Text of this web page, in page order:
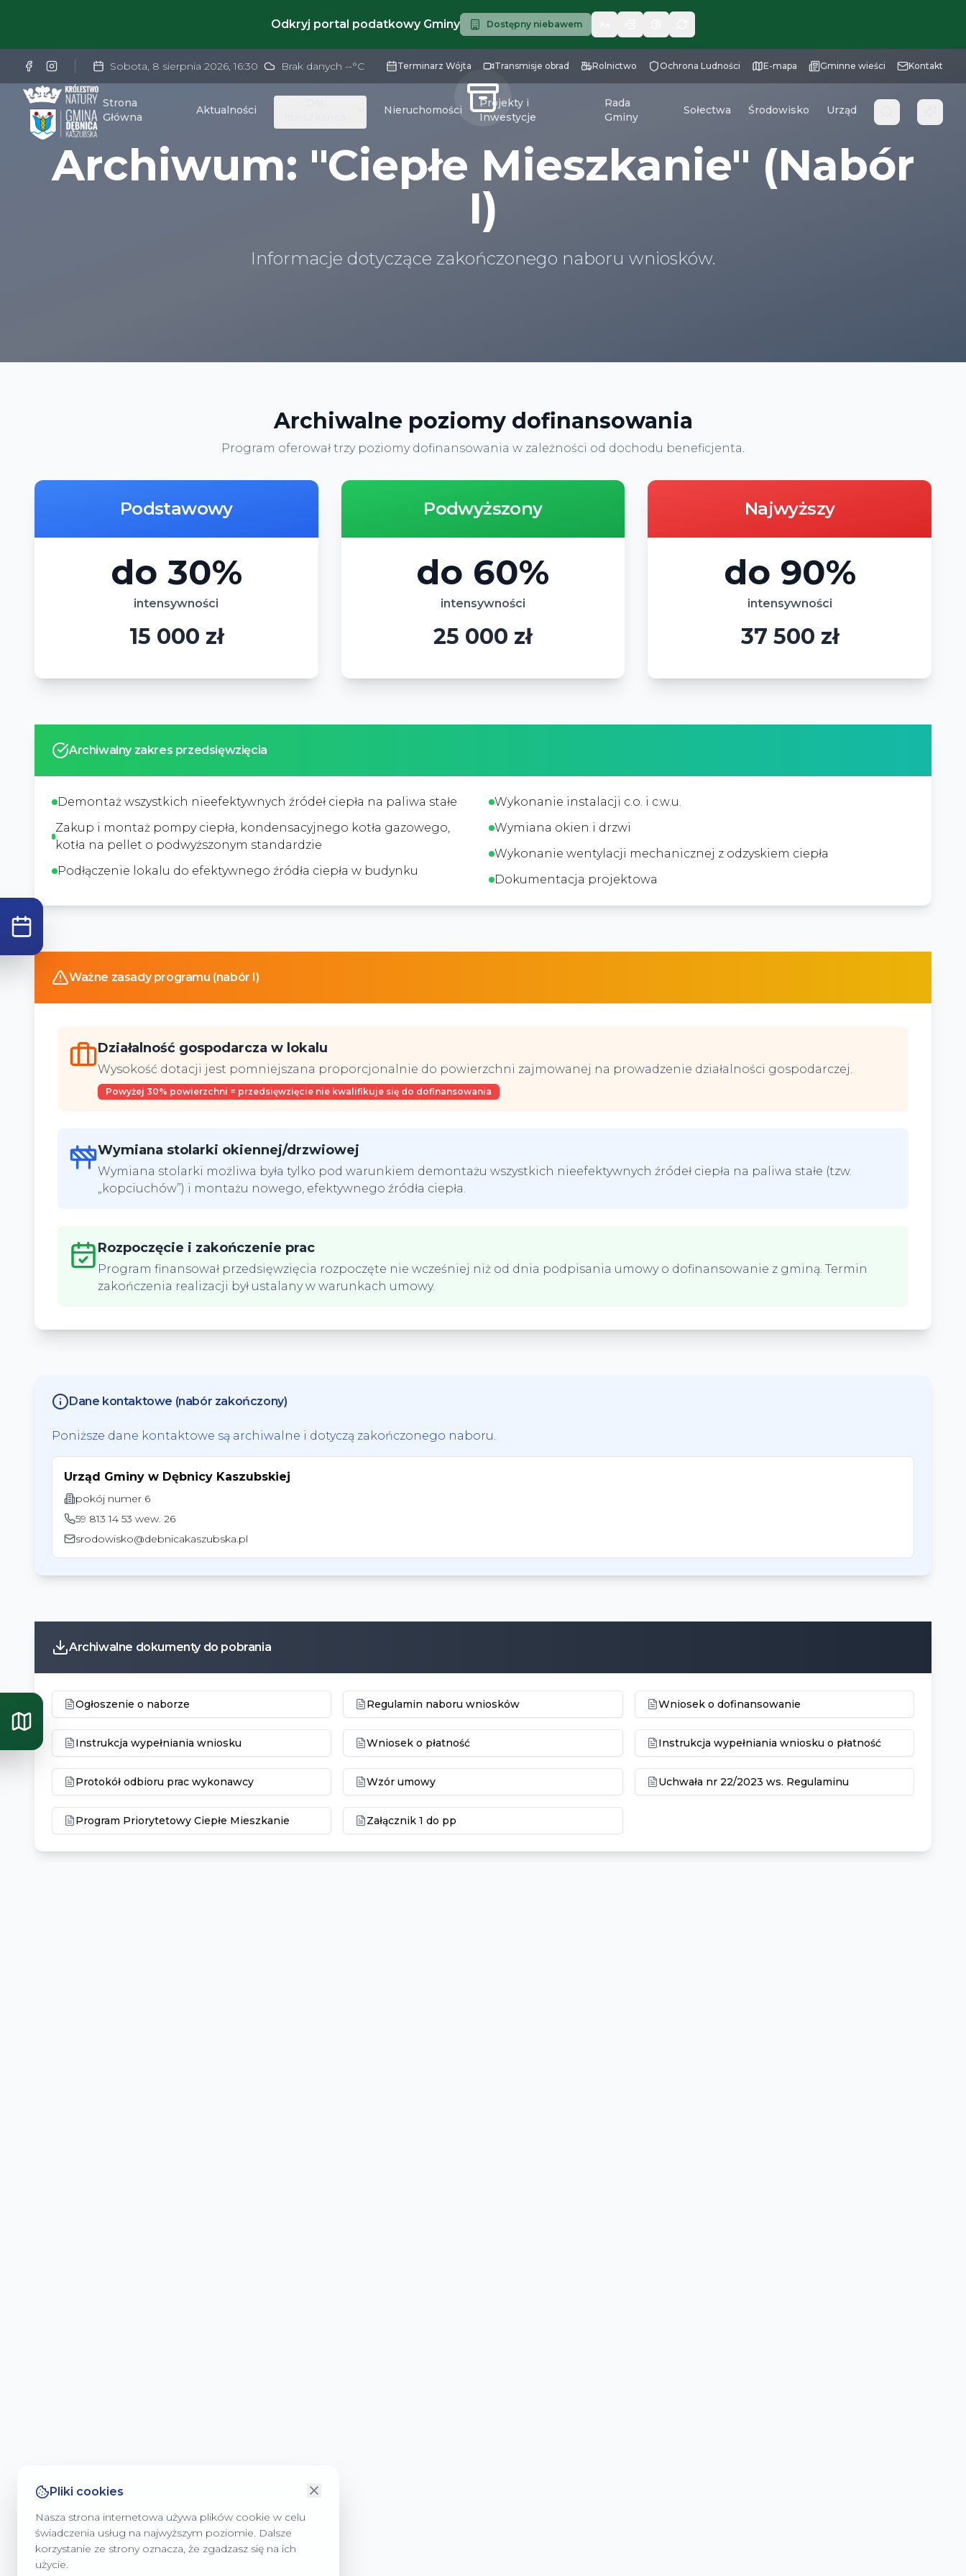
Odkryj portal podatkowy Gminy Dostępny niebawem
Sobota, 8 sierpnia 2026,16:30 Brak danych --°C Terminarz Wójta Transmisje obrad Rolnictwo Ochrona Ludności E-mapa Gminne wieści Kontakt
Strona
Główna
Aktualności Nieruchomości
Projekty i
Inwestycje
Rada
Gminy
Sołectwa Środowisko Urząd
Archiwum: "Ciepłe Mieszkanie" (Nabór
I)
Informacje dotyczące zakończonego naboru wniosków.
Archiwalne poziomy dofinansowania
Program oferował trzy poziomy dofinansowania w zależności od dochodu beneficjenta.
Podstawowy
do 30%
intensywności
15 000 zł
Podwyższony
do 60%
intensywności
25 000 zł
Najwyższy
do 90%
intensywności
37 500 zł
Archiwalny zakres przedsięwzięcia
Demontaż wszystkich nieefektywnych źródeł ciepła na paliwa stałe
Zakup i montaż pompy ciepła, kondensacyjnego kotła gazowego,
kotła na pellet o podwyższonym standardzie
Podłączenie lokalu do efektywnego źródła ciepła w budynku
Wykonanie instalacji c.o. i c.w.u.
Wymiana okien i drzwi
Wykonanie wentylacji mechanicznej z odzyskiem ciepła
Dokumentacja projektowa
Ważne zasady programu (nabór I)
Działalność gospodarcza w lokalu
Wysokość dotacji jest pomniejszana proporcjonalnie do powierzchni zajmowanej na prowadzenie działalności gospodarczej.
Powyżej 30% powierzchni = przedsięwzięcie nie kwalifikuje się do dofinansowania
Wymiana stolarki okiennej/drzwiowej
Wymiana stolarki możliwa była tylko pod warunkiem demontażu wszystkich nieefektywnych źródeł ciepła na paliwa stałe (tzw.
„kopciuchów”) i montażu nowego, efektywnego źródła ciepła.
Rozpoczęcie i zakończenie prac
Program finansował przedsięwzięcia rozpoczęte nie wcześniej niż od dnia podpisania umowy o dofinansowanie z gminą. Termin
zakończenia realizacji był ustalany w warunkach umowy.
Dane kontaktowe (nabór zakończony)
Poniższe dane kontaktowe są archiwalne i dotyczą zakończonego naboru.
Urząd Gminy w Dębnicy Kaszubskiej
pokój numer 6
59 813 14 53 wew. 26
srodowisko@debnicakaszubska.pl
Archiwalne dokumenty do pobrania
Ogłoszenie o naborze Regulamin naboru wniosków Wniosek o dofinansowanie
Instrukcja wypełniania wniosku Wniosek o płatność Instrukcja wypełniania wniosku o płatność
Protokół odbioru prac wykonawcy Wzór umowy Uchwała nr 22/2023 ws. Regulaminu
Program Priorytetowy Ciepłe Mieszkanie Załącznik 1 do pp
Pliki cookies
Nasza strona internetowa używa plików cookie w celu
świadczenia usług na najwyższym poziomie. Dalsze
korzystanie ze strony oznacza, że zgadzasz się na ich
użycie.